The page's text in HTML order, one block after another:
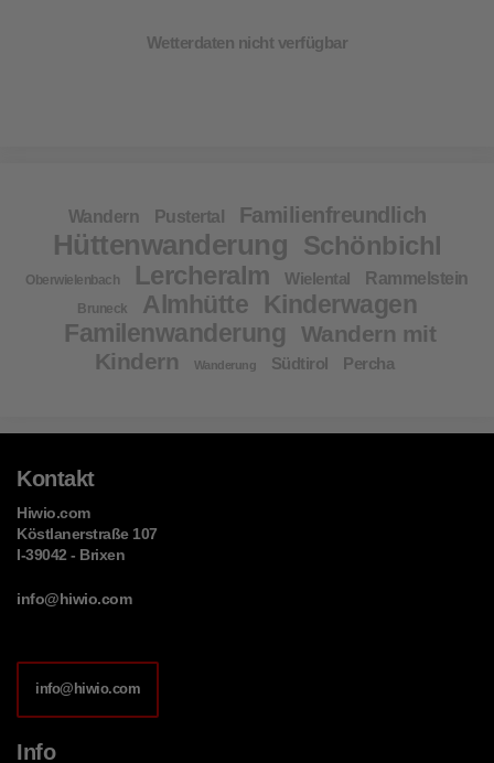
Wetterdaten nicht verfügbar
Wandern Pustertal Familienfreundlich
Hüttenwanderung Schönbichl
Oberwielenbach Lercheralm Wielental Rammelstein
Bruneck Almhütte
Kinderwagen
Familenwanderung
Wandern mit
Kindern
Wanderung Südtirol Percha
Kontakt
Hiwio.com
Köstlanerstraße 107
I-39042 - Brixen
info@hiwio.com
info@hiwio.com
Info